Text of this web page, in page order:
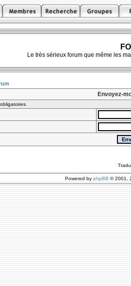
Le très sérieux forum que même les
Envoyez-
Powered by phpBB © 2001,